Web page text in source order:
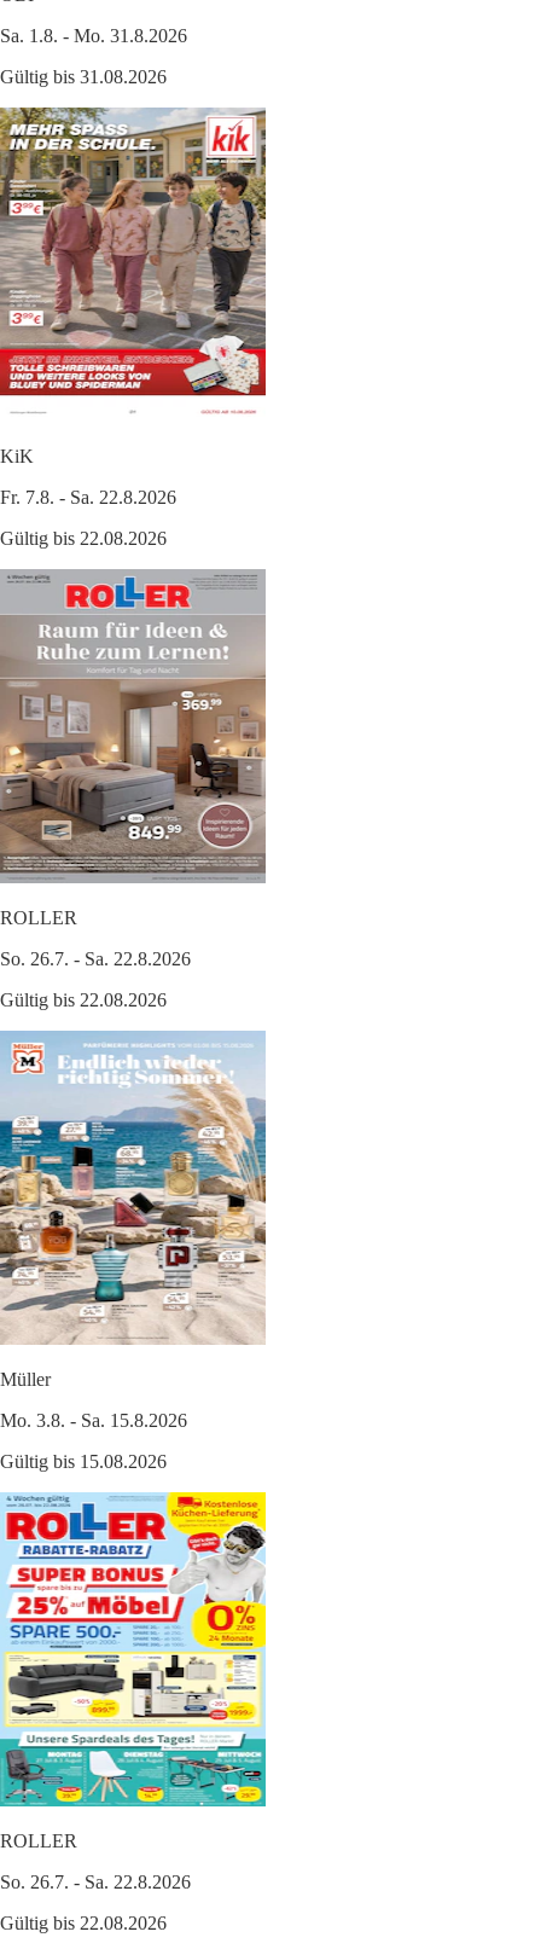
Sa. 1.8. - Mo. 31.8.2026
Gültig bis 31.08.2026
KiK
Fr. 7.8. - Sa. 22.8.2026
Gültig bis 22.08.2026
ROLLER
So. 26.7. - Sa. 22.8.2026
Gültig bis 22.08.2026
Müller
Mo. 3.8. - Sa. 15.8.2026
Gültig bis 15.08.2026
ROLLER
So. 26.7. - Sa. 22.8.2026
Gültig bis 22.08.2026